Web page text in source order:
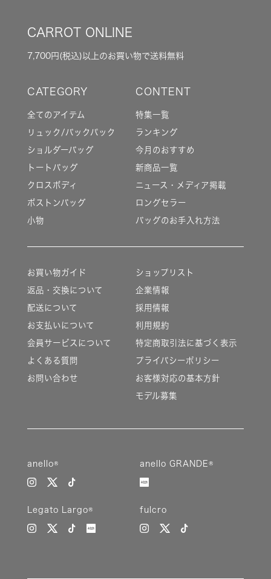
CARROT ONLINE
7,700円(税込)以上のお買い物で送料無料
全てのアイテム
リュック/バックパック
ショルダーバッグ
トートバッグ
クロスボディ
ボストンバッグ
小物
特集一覧
ランキング
今月のおすすめ
新商品一覧
ニュース・メディア掲載
ロングセラー
バッグのお手入れ方法
お買い物ガイド
返品・交換について
配送について
お支払いについて
会員サービスについて
よくある質問
お問い合わせ
ショップリスト
企業情報
採用情報
利用規約
特定商取引法に基づく表示
プライバシーポリシー
お客様対応の基本方針
モデル募集
anello® anello GRANDE®
Legato Largo® fulcro